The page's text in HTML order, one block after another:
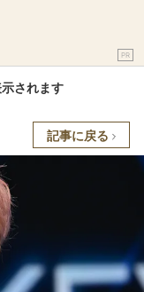
PR
されます
記事に戻る